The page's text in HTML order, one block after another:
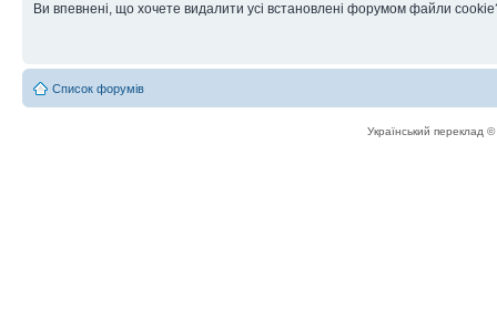
Ви впевнені, що хочете видалити усі встановлені форумом файли
Список форумів
Український переклад